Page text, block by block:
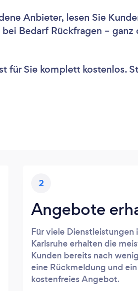
Anbieter, lesen Sie
Bedarf Rückfragen – ganz
für Sie komplett kostenlos.
2
Angebote
Für viele Dienstleistungen
Karlsruhe erhalten die
Kunden bereits nach
eine Rückmeldung und
kostenfreies Angebot.